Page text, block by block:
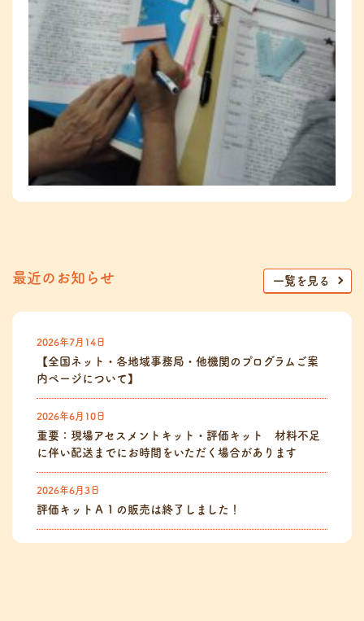
最近のお知らせ 一覧を見る
2026年7月14日
【全国ネット・各地域事務局・他機関のプログラムご案
内ページについて】
2026年6月10日
重要：現場アセスメントキット・評価キット 材料不足
に伴い配送までにお時間をいただく場合があります
2026年6月3日
評価キットＡ１の販売は終了しました！